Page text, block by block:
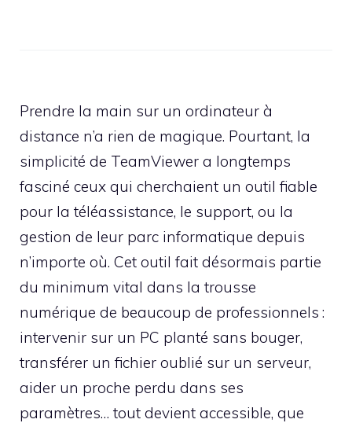
Prendre la main sur un ordinateur à
distance n’a rien de magique. Pourtant, la
simplicité de TeamViewer a longtemps
fasciné ceux qui cherchaient un outil fiable
pour la téléassistance, le support, ou la
gestion de leur parc informatique depuis
n’importe où. Cet outil fait désormais partie
du minimum vital dans la trousse
numérique de beaucoup de professionnels :
intervenir sur un PC planté sans bouger,
transférer un fichier oublié sur un serveur,
aider un proche perdu dans ses
paramètres… tout devient accessible, que